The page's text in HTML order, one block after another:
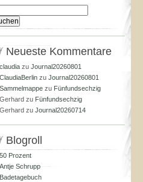
Neueste Kommentare
claudia zu Journal20260801
ClaudiaBerlin zu Journal20260801
Sammelmappe zu Fünfundsechzig
Gerhard zu Fünfundsechzig
Gerhard zu Journal20260714
Blogroll
50 Prozent
Antje Schrupp
Badetagebuch